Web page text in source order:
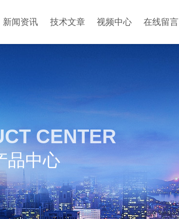
新闻资讯 技术文章 视频中心 在线留言
CENTER
品中心